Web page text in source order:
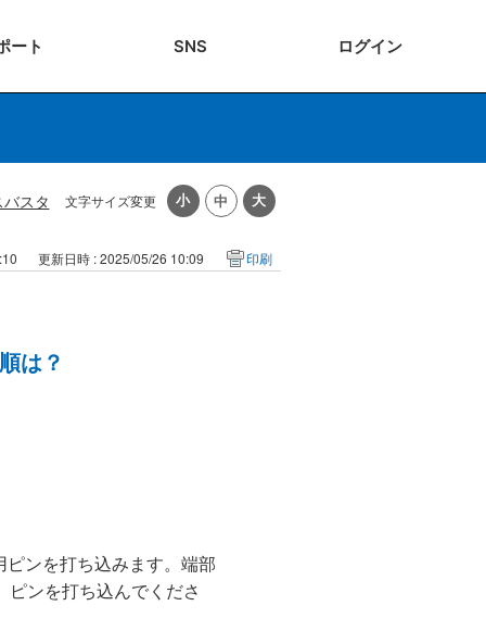
ート SNS ログイン
文字サイズ変更
スタ
更新日時 : 2025/05/26 10:09 印刷
は？
ンを打ち込みます。端部
ンを打ち込んでくださ